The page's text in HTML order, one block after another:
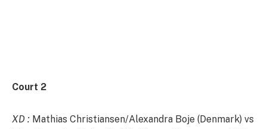
Court 2
XD : Mathias Christiansen/Alexandra Boje (Denmark) vs